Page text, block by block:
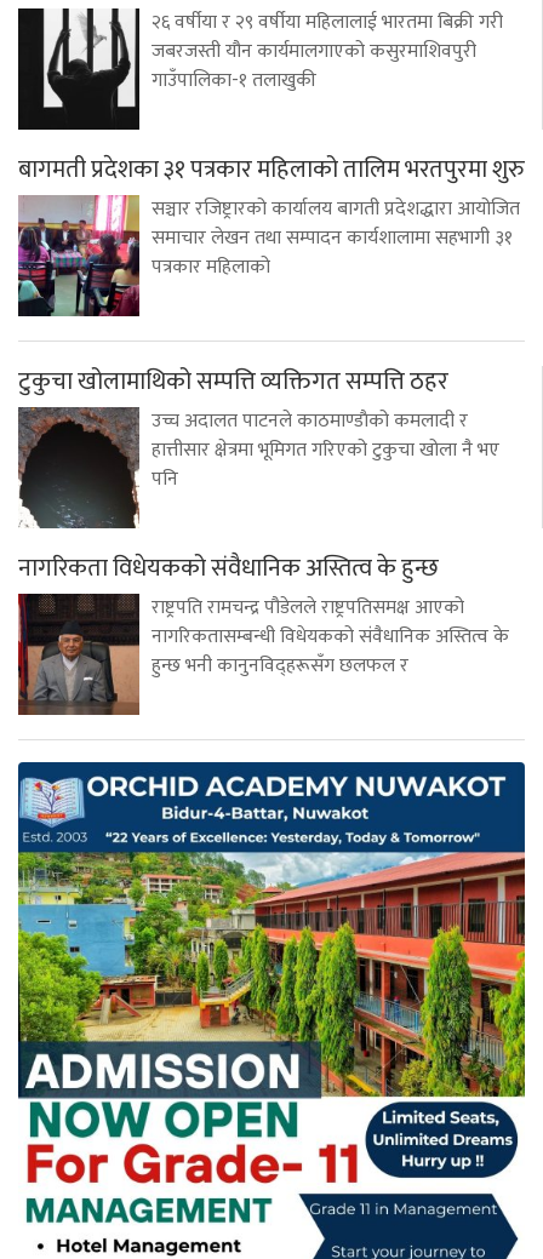
२६ वर्षीया र २९ वर्षीया महिलालाई भारतमा बिक्री गरी
जबरजस्ती यौन कार्यमालगाएको कसुरमाशिवपुरी
गाउँपालिका-१ तलाखुकी
बागमती प्रदेशका ३१ पत्रकार महिलाको तालिम भरतपुरमा शुरु
सञ्चार रजिष्ट्रारको कार्यालय बागती प्रदेशद्धारा आयोजित
समाचार लेखन तथा सम्पादन कार्यशालामा सहभागी ३१
पत्रकार महिलाको
टुकुचा खोलामाथिको सम्पत्ति व्यक्तिगत सम्पत्ति ठहर
उच्च अदालत पाटनले काठमाण्डाैको कमलादी र
हात्तीसार क्षेत्रमा भूमिगत गरिएको टुकुचा खोला नै भए
पनि
नागरिकता विधेयकको संवैधानिक अस्तित्व के हुन्छ
राष्ट्रपति रामचन्द्र पौडेलले राष्ट्रपतिसमक्ष आएको
नागरिकतासम्बन्धी विधेयकको संवैधानिक अस्तित्व के
हुन्छ भनी कानुनविद्हरूसँग छलफल र